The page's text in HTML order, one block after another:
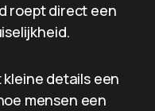
roept direct een
details een
mensen een